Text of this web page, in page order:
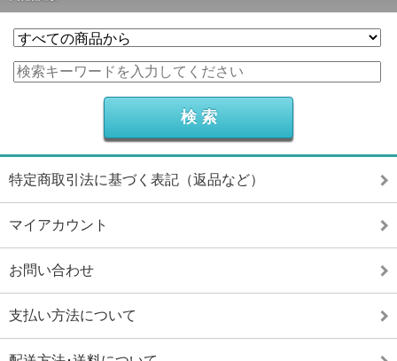
特定商取引法に基づく表記（返品など）
マイアカウント
お問い合わせ
支払い方法について